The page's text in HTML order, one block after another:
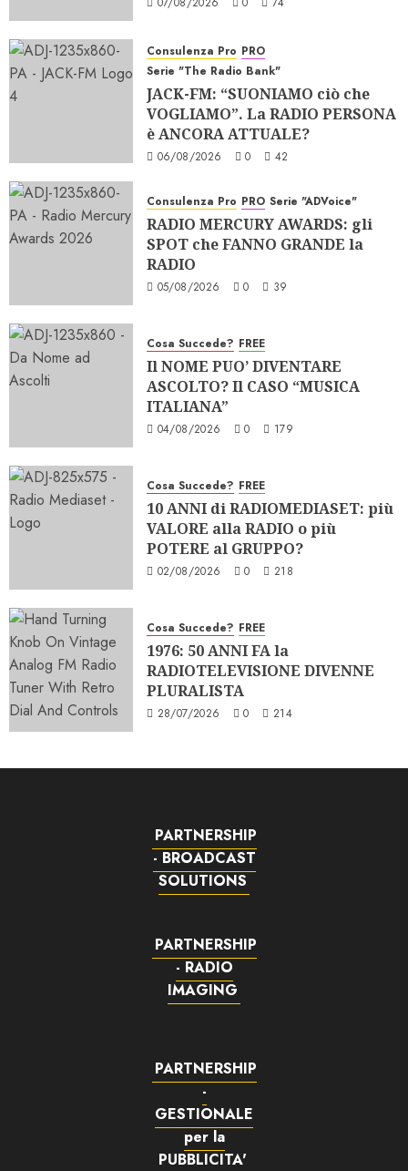
Consulenza Pro PRO
Serie "The Radio Bank"
JACK-FM: “SUONIAMO ciò che
VOGLIAMO”. La RADIO PERSONA
è ANCORA ATTUALE?
06/08/2026 0 42
Consulenza Pro PRO Serie "ADVoice"
RADIO MERCURY AWARDS: gli
SPOT che FANNO GRANDE la
RADIO
05/08/2026 0 39
Cosa Succede? FREE
Il NOME PUO’ DIVENTARE
ASCOLTO? Il CASO “MUSICA
ITALIANA”
04/08/2026 0 179
Cosa Succede? FREE
10 ANNI di RADIOMEDIASET: più
VALORE alla RADIO o più
POTERE al GRUPPO?
02/08/2026 0 218
Cosa Succede? FREE
1976: 50 ANNI FA la
RADIOTELEVISIONE DIVENNE
PLURALISTA
28/07/2026 0 214
PARTNERSHIP
- BROADCAST
SOLUTIONS
PARTNERSHIP
- RADIO
IMAGING
PARTNERSHIP
-
GESTIONALE
per la
PUBBLICITA'